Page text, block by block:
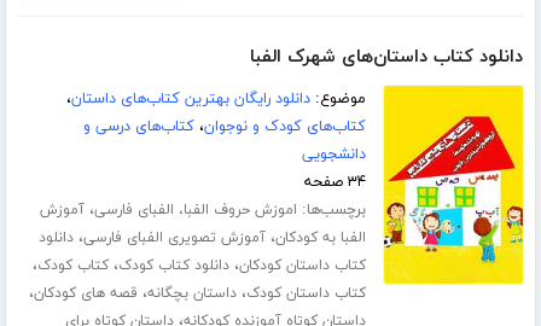
دانلود کتاب داستان‌های شهرک الفبا
موضوع:دانلود رایگان بهترین کتاب‌های داستان،
کتاب‌های کودک و نوجوان،کتاب‌های درسی و
دانشجویی
۳۴ صفحه
برچسب‌ها: اموزش حروف الفبا، الفبای فارسی،آموزش
الفبا به کودکان،آموزش تصویری الفبای فارسی،دانلود
کتاب داستان کودکان،دانلود کتاب کودک،کتاب کودک،
کتاب داستان کودک،داستان بچگانه، قصه های کودکان،
داستان کوتاه آموزنده کودکانه،داستان کوتاه برای